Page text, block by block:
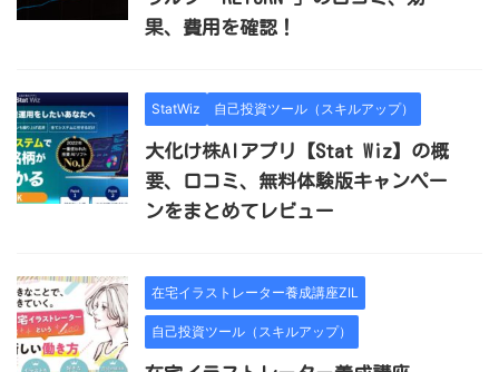
果、費用を確認！
StatWiz 自己投資ツール（スキルアップ）
大化け株AIアプリ【Stat Wiz】の概
要、口コミ、無料体験版キャンペー
ンをまとめてレビュー
在宅イラストレーター養成講座ZIL
自己投資ツール（スキルアップ）